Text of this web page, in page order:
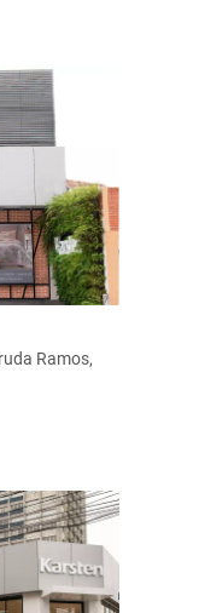
Ramos,